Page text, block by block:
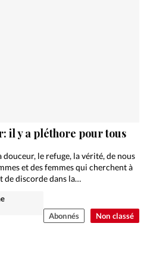
Non classé
il y a pléthore pour tous
douceur, le refuge, la vérité, de nous
et des femmes qui cherchent à
de discorde dans la…
Abonnés